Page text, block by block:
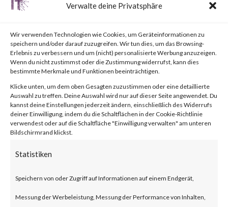
Verwalte deine Privatsphäre
Wir verwenden Technologien wie Cookies, um Geräteinformationen zu
speichern und/oder darauf zuzugreifen. Wir tun dies, um das Browsing-
Erlebnis zu verbessern und um (nicht) personalisierte Werbung anzuzeigen.
Wenn du nicht zustimmst oder die Zustimmung widerrufst, kann dies
bestimmte Merkmale und Funktionen beeinträchtigen.
Klicke unten, um dem oben Gesagten zuzustimmen oder eine detaillierte
Auswahl zu treffen. Deine Auswahl wird nur auf dieser Seite angewendet. Du
kannst deine Einstellungen jederzeit ändern, einschließlich des Widerrufs
deiner Einwilligung, indem du die Schaltflächen in der Cookie-Richtlinie
verwendest oder auf die Schaltfläche "Einwilligung verwalten" am unteren
Bildschirmrand klickst.
Statistiken
Speichern von oder Zugriff auf Informationen auf einem Endgerät,
Messung der Werbeleistung, Messung der Performance von Inhalten,
bounds write vulnerability that
affects the vulnerable 1756
EN2* and 1756 EN3* series of
Rockwell Automation
ControlLogix EtherNet/IP
communication modules.
Successful exploitation of a
maliciously crafted Common
Industrial Protocol (CIP)
messages could allow an